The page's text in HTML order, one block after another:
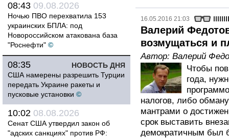
08:43 09.08.2026
Ночью ПВО перехватила 153
украинских БПЛА: под
Новороссийском атакована база
"Роснефти" ©
НОВОСТЬ ДНЯ
08:35
США намерены разрешить Турции
передать Украине ракеты и
пусковые установки ©
10:02 08.08.2026
Сенат США утвердил закон об
"адских санкциях" против РФ:
16.05.2016 21:03
Валерий
возмущаться и
Автор: Валерий
Чтобы
года,
налогов, либо
мантрами о
срок выставить
демократичным был